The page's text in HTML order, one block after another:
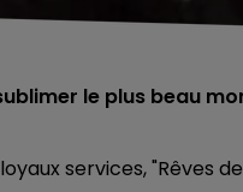
le plus beau
services, "Rêves